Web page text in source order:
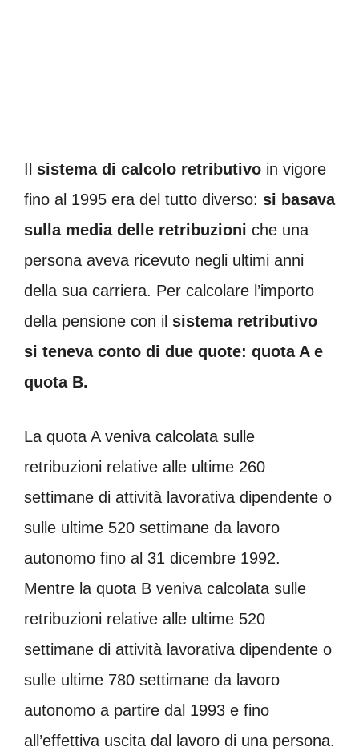
Il sistema di calcolo retributivo in vigore
fino al 1995 era del tutto diverso: si basava
sulla media delle retribuzioni che una
persona aveva ricevuto negli ultimi anni
della sua carriera. Per calcolare l’importo
della pensione con il sistema retributivo
si teneva conto di due quote: quota A e
quota B.
La quota A veniva calcolata sulle
retribuzioni relative alle ultime 260
settimane di attività lavorativa dipendente o
sulle ultime 520 settimane da lavoro
autonomo fino al 31 dicembre 1992.
Mentre la quota B veniva calcolata sulle
retribuzioni relative alle ultime 520
settimane di attività lavorativa dipendente o
sulle ultime 780 settimane da lavoro
autonomo a partire dal 1993 e fino
all’effettiva uscita dal lavoro di una persona.